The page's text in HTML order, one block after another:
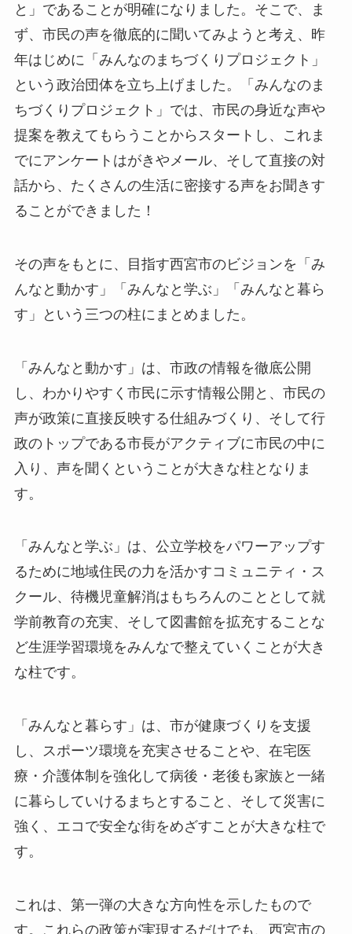
と」であることが明確になりました。そこで、ま
ず、市民の声を徹底的に聞いてみようと考え、昨
年はじめに「みんなのまちづくりプロジェクト」
という政治団体を立ち上げました。「みんなのま
ちづくりプロジェクト」では、市民の身近な声や
提案を教えてもらうことからスタートし、これま
でにアンケートはがきやメール、そして直接の対
話から、たくさんの生活に密接する声をお聞きす
ることができました！
その声をもとに、目指す西宮市のビジョンを「み
んなと動かす」「みんなと学ぶ」「みんなと暮ら
す」という三つの柱にまとめました。
「みんなと動かす」は、市政の情報を徹底公開
し、わかりやすく市民に示す情報公開と、市民の
声が政策に直接反映する仕組みづくり、そして行
政のトップである市長がアクティブに市民の中に
入り、声を聞くということが大きな柱となりま
す。
「みんなと学ぶ」は、公立学校をパワーアップす
るために地域住民の力を活かすコミュニティ・ス
クール、待機児童解消はもちろんのこととして就
学前教育の充実、そして図書館を拡充することな
ど生涯学習環境をみんなで整えていくことが大き
な柱です。
「みんなと暮らす」は、市が健康づくりを支援
し、スポーツ環境を充実させることや、在宅医
療・介護体制を強化して病後・老後も家族と一緒
に暮らしていけるまちとすること、そして災害に
強く、エコで安全な街をめざすことが大きな柱で
す。
これは、第一弾の大きな方向性を示したもので
す。これらの政策が実現するだけでも、西宮市の